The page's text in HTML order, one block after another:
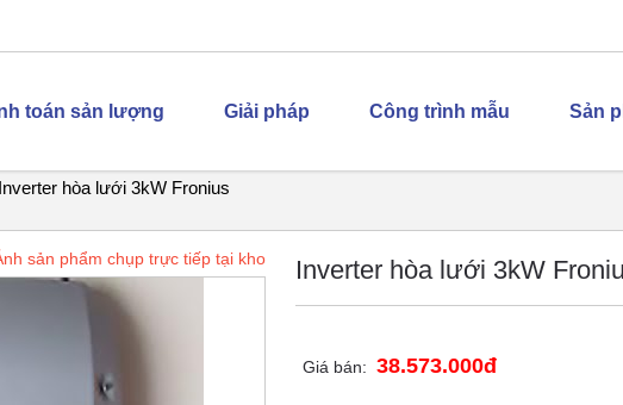
toán sản lượng Giải pháp Công trình mẫu Sản
Inverter hòa lưới 3kW Fronius
sản phẩm chụp trực tiếp tại kho Inverter hòa lưới 3kW
Giá bán: 38.573.000đ